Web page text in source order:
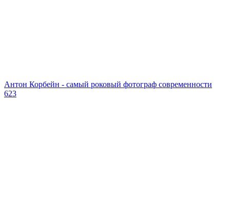
Антон Корбейн - самый роковый фотограф современности
623